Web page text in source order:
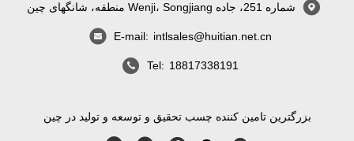
شماره 251، جاده Wenji، Songjiang منطقه، شانگهای چین
E-mail: intlsales@huitian.net.cn
Tel: 18817338191
بزرگترین تامین کننده چسب تحقیق و توسعه و تولید در چین